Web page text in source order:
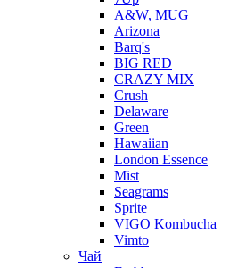
A&W, MUG
Arizona
Barq's
BIG RED
CRAZY MIX
Crush
Delaware
Green
Hawaiian
London Essence
Mist
Seagrams
Sprite
VIGO Kombucha
Vimto
Чай